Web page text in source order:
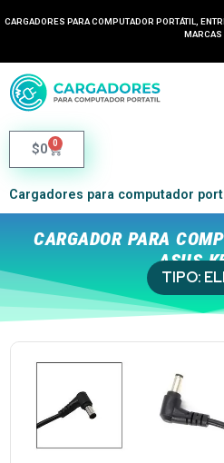
CARGADORES PARA COMPUTADOR PORTÁTIL,
MARCAS
$0 0
Cargadores para computador
CARGADOR PARA
ASUS
TIPO: